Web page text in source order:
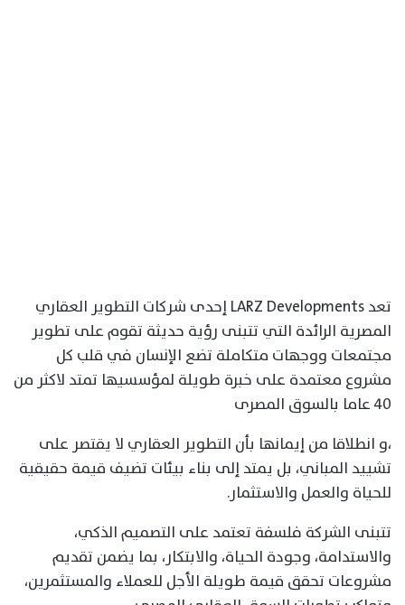
تعد LARZ Developments إحدى شركات التطوير العقاري
المصرية الرائدة التي تتبنى رؤية حديثة تقوم على تطوير
مجتمعات ووجهات متكاملة تضع الإنسان في قلب كل
مشروع معتمدة على خبرة طويلة لمؤسسيها تمتد لاكثر من
٤٠ عاما بالسوق المصرى
،و انطلاقا من إيمانها بأن التطوير العقاري لا يقتصر على
تشييد المباني، بل يمتد إلى بناء بيئات تضيف قيمة حقيقية
للحياة والعمل والاستثمار.
تتبنى الشركة فلسفة تعتمد على التصميم الذكي،
والاستدامة، وجودة الحياة، والابتكار، بما يضمن تقديم
مشروعات تحقق قيمة طويلة الأجل للعملاء والمستثمرين،